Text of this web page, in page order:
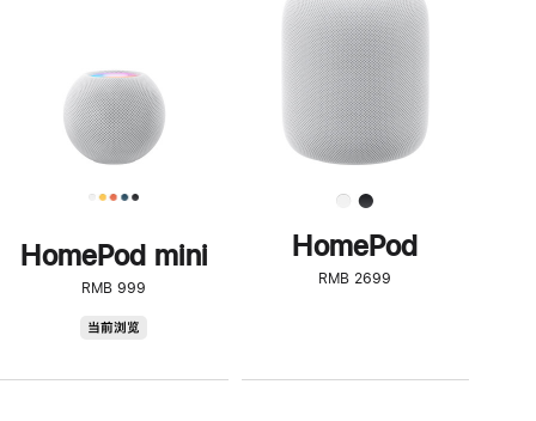
HomePod mini
RMB 999
当前浏览
了
解
HomePod<
HomePod
RMB 2699